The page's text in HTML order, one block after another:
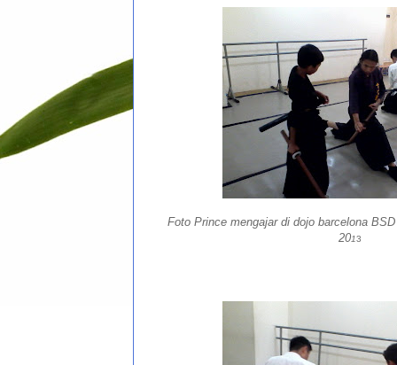
Foto Prince mengajar di dojo barcelona
2013